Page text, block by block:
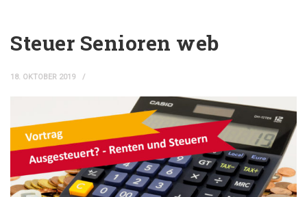
Steuer Senioren web
18. OKTOBER 2019